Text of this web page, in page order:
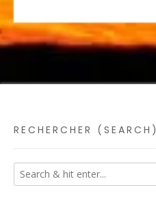
RECHERCHER (SEARCH)